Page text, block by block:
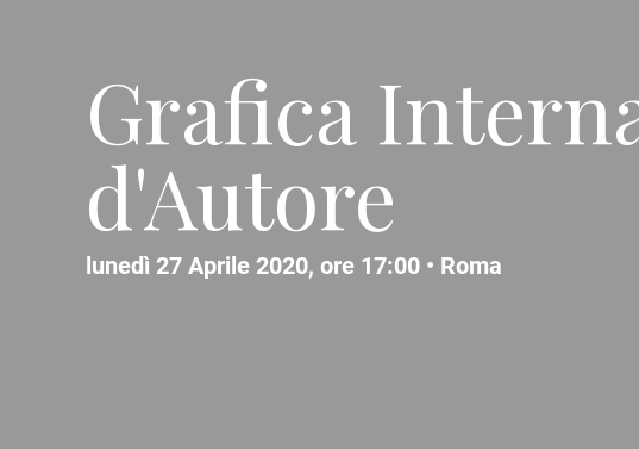
Grafica
d'Autore
lunedì 27 Aprile 2020, ore 17:00 • Roma